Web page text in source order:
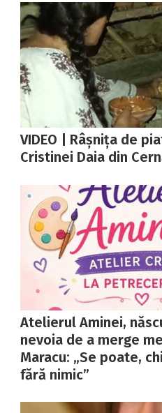
VIDEO | Râșnița de
Cristinei Daia din
Atelierul Aminei,
nevoia de a merge
Maracu: „Se poate,
fără nimic”